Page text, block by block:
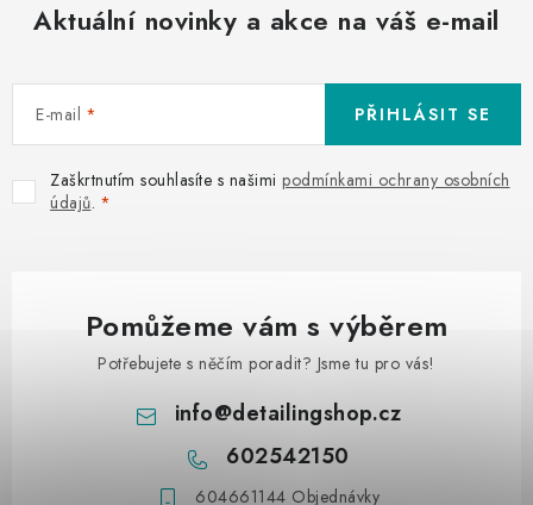
Aktuální novinky a akce na váš e-mail
E-mail
Zaškrtnutím souhlasíte s našimi podmínkami ochrany osobních
údajů.
PŘIHLÁSIT SE
Pomůžeme vám s výběrem
Potřebujete s něčím poradit? Jsme tu pro vás!
info@detailingshop.cz
602542150
604661144 Objednávky